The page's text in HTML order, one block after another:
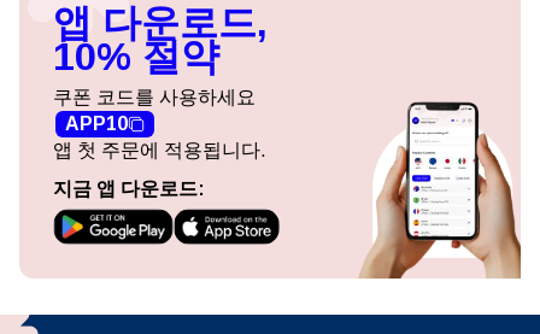
앱 다운로드,
10% 절약
쿠폰 코드를 사용하세요
APP10
앱 첫 주문에 적용됩니다.
지금 앱 다운로드: